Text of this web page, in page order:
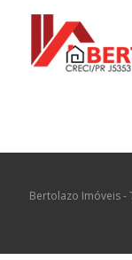
Bertolazo Imóveis -